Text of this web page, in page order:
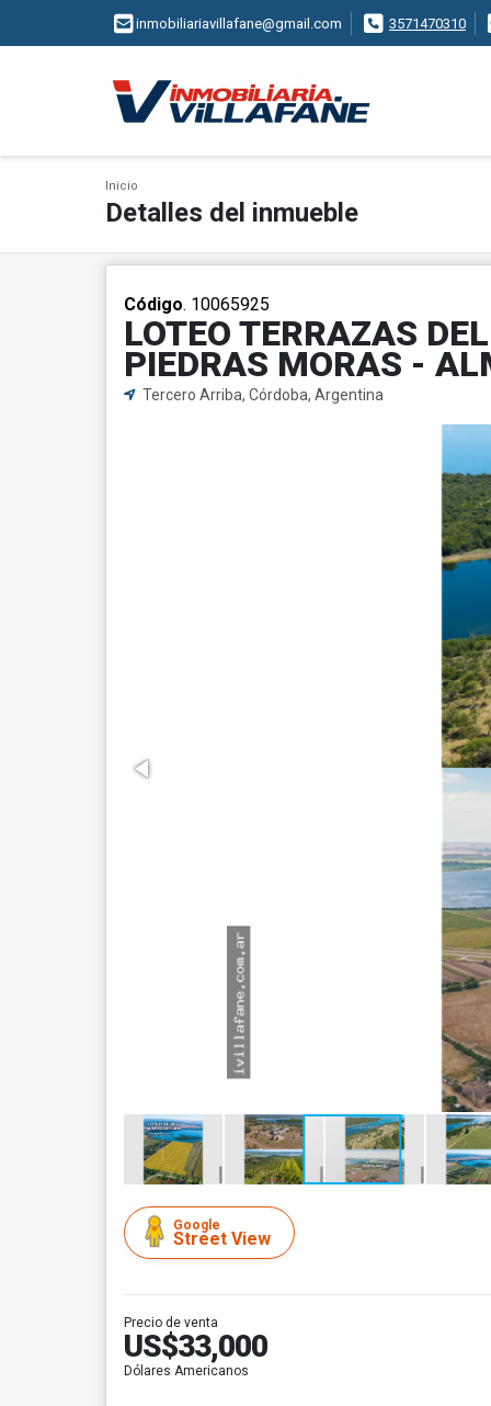
inmobiliariavillafane@gmail.com 3571470310
Inicio
Detalles del inmueble
Código. 10065925
LOTEO TERRAZAS
PIEDRAS MORAS -
Tercero Arriba, Córdoba, Argentina
Google
Street View
Precio de venta
US$33,000
Dólares Americanos